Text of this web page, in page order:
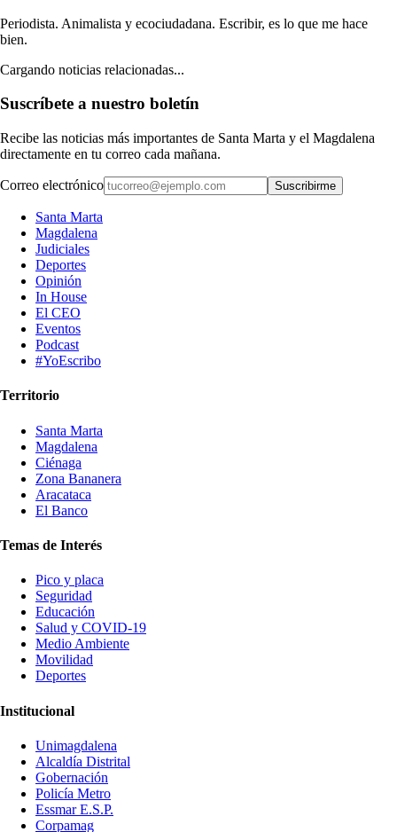
Periodista. Animalista y ecociudadana. Escribir, es lo que me hace
bien.
Cargando noticias relacionadas...
Suscríbete a nuestro boletín
Recibe las noticias más importantes de Santa Marta y el Magdalena
directamente en tu correo cada mañana.
Correo electrónico Suscribirme
Santa Marta
Magdalena
Judiciales
Deportes
Opinión
In House
El CEO
Eventos
Podcast
#YoEscribo
Territorio
Santa Marta
Magdalena
Ciénaga
Zona Bananera
Aracataca
El Banco
Temas de Interés
Pico y placa
Seguridad
Educación
Salud y COVID-19
Medio Ambiente
Movilidad
Deportes
Institucional
Unimagdalena
Alcaldía Distrital
Gobernación
Policía Metro
Essmar E.S.P.
Corpamag